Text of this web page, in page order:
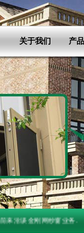
关于我们 产
谈金刚网纱窗业务.